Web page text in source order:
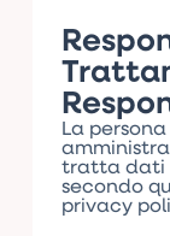
La
tratta dati
secondo
privacy